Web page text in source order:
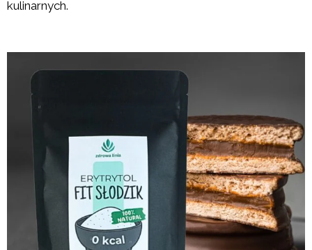
kulinarnych.